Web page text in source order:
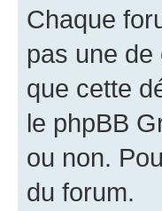
Chaque
pas une
que cette
le phpBB
ou non.
du forum.